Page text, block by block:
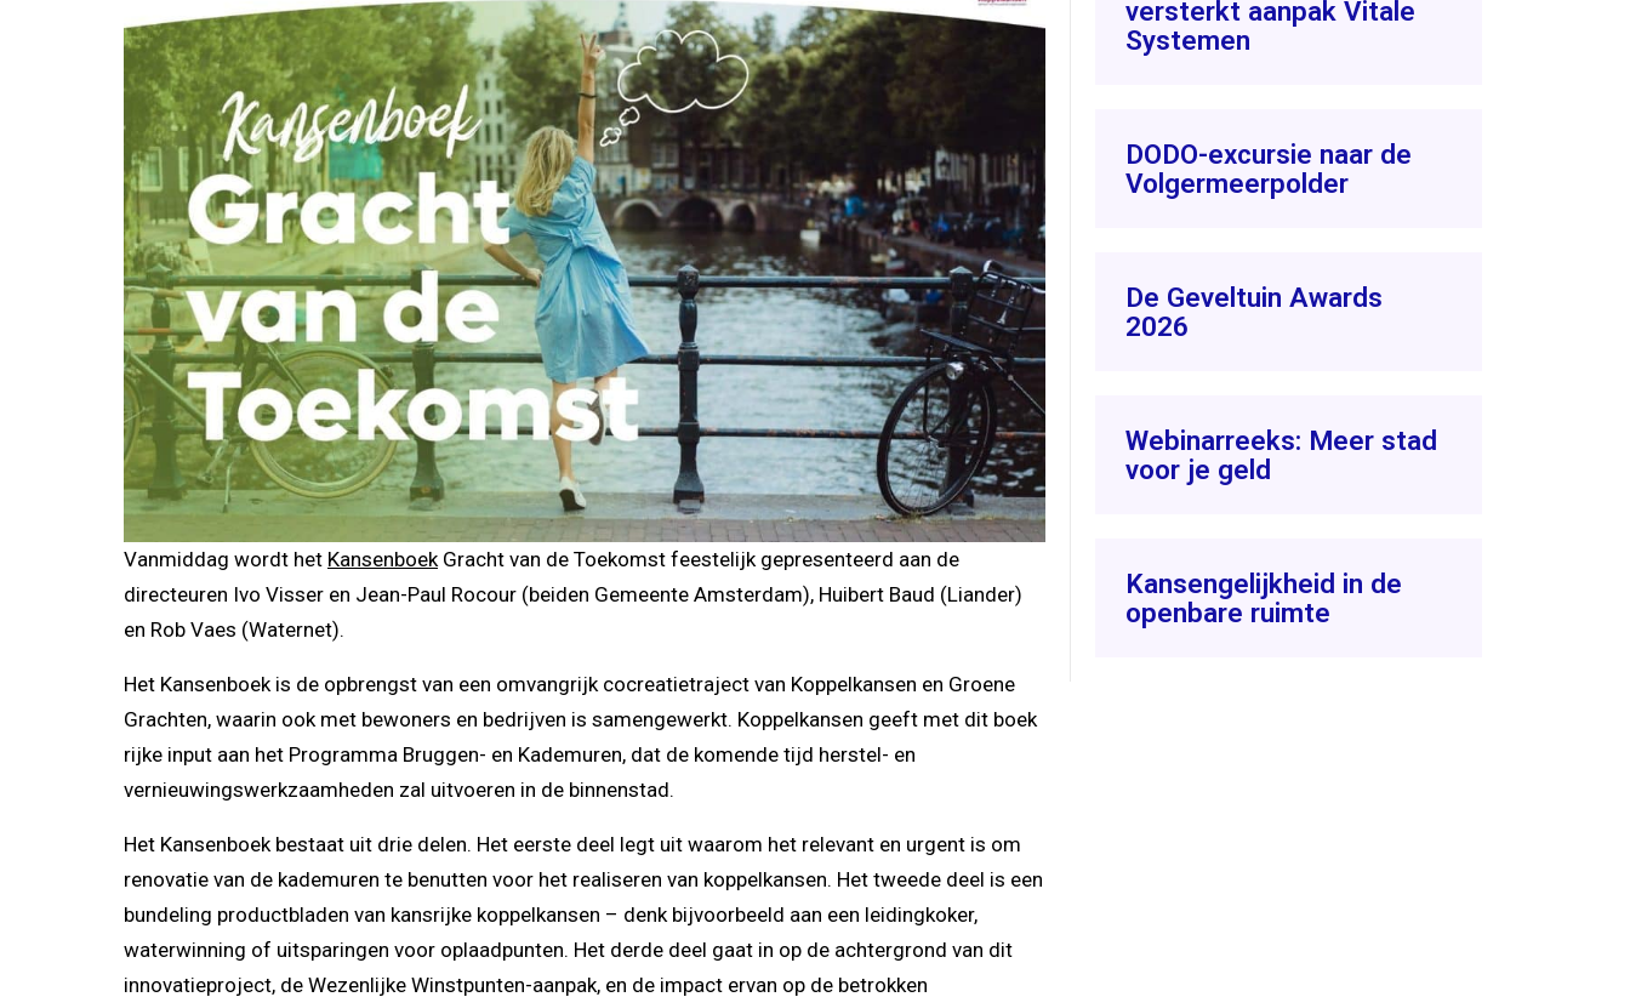
Vanmiddag wordt het Kansenboek Gracht van de Toekomst feestelijk gepresenteerd aan de
directeuren Ivo Visser en Jean-Paul Rocour (beiden Gemeente Amsterdam), Huibert Baud (Liander)
en Rob Vaes (Waternet).
Het Kansenboek is de opbrengst van een omvangrijk cocreatietraject van Koppelkansen en Groene
Grachten, waarin ook met bewoners en bedrijven is samengewerkt. Koppelkansen geeft met dit boek
rijke input aan het Programma Bruggen- en Kademuren, dat de komende tijd herstel- en
vernieuwingswerkzaamheden zal uitvoeren in de binnenstad.
Het Kansenboek bestaat uit drie delen. Het eerste deel legt uit waarom het relevant en urgent is om
renovatie van de kademuren te benutten voor het realiseren van koppelkansen. Het tweede deel is een
bundeling productbladen van kansrijke koppelkansen – denk bijvoorbeeld aan een leidingkoker,
waterwinning of uitsparingen voor oplaadpunten. Het derde deel gaat in op de achtergrond van dit
innovatieproject, de Wezenlijke Winstpunten-aanpak, en de impact ervan op de betrokken
versterkt aanpak Vitale
Systemen
DODO-excursie naar de
Volgermeerpolder
De Geveltuin Awards
2026
Webinarreeks: Meer stad
voor je geld
Kansengelijkheid in de
openbare ruimte